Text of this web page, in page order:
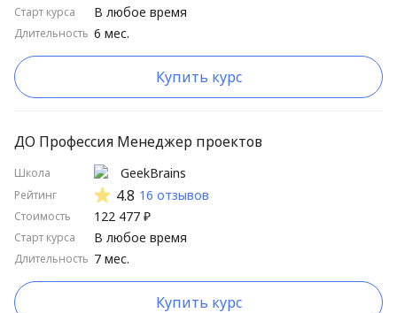
Старт курса
Длительность 6 мес.
В любое время
Купить курс
ДО Профессия Менеджер проектов
Школа
Рейтинг
Стоимость
Старт курса
Длительность
GeekBrains
4.8 16 отзывов
122 477 ₽
7 мес.
В любое время
Купить курс